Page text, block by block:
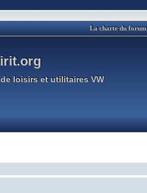
La charte du forum
loisirs et utilitaires VW